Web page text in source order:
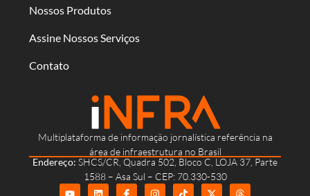
Multiplataforma de informação jornalística referência na
área de infraestrutura no Brasil
Endereço: SHCS/CR, Quadra 502, Bloco C, LOJA 37, Parte
1588 – Asa Sul – CEP: 70.330-530
Nossos Produtos
Assine Nossos Serviços
Contato